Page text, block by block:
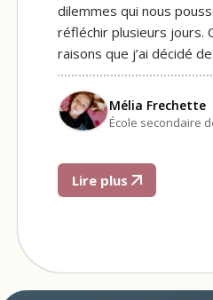
dilemmes qui nous
réfléchir plusieurs jours.
raisons que j’ai décidé
Mélia Frechette
École secondaire
Lire plus